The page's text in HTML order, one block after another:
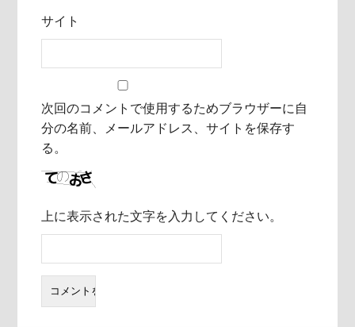
サイト
次回のコメントで使用するためブラウザーに自
分の名前、メールアドレス、サイトを保存す
る。
上に表示された文字を入力してください。